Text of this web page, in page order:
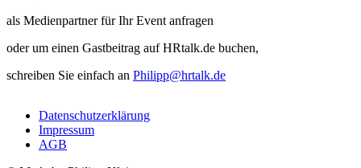
als Medienpartner für Ihr Event anfragen
oder um einen Gastbeitrag auf HRtalk.de buchen,
schreiben Sie einfach an Philipp@hrtalk.de
Datenschutzerklärung
Impressum
AGB